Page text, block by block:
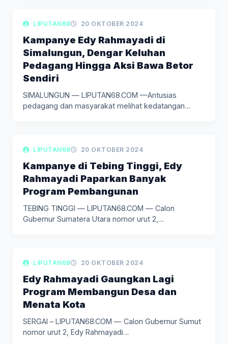
LIPUTAN POLITIK
LIPUTAN68 20 OKTOBER 2024
Kampanye Edy Rahmayadi di
Simalungun, Dengar Keluhan
Pedagang Hingga Aksi Bawa Betor
Sendiri
SIMALUNGUN — LIPUTAN68.COM —Antusias
pedagang dan masyarakat melihat kedatangan
LIPUTAN POLITIK
LIPUTAN68 20 OKTOBER 2024
Kampanye di Tebing Tinggi, Edy
Rahmayadi Paparkan Banyak
Program Pembangunan
TEBING TINGGI — LIPUTAN68.COM — Calon
Gubernur Sumatera Utara nomor urut 2,…
LIPUTAN POLITIK
LIPUTAN68 20 OKTOBER 2024
Edy Rahmayadi Gaungkan Lagi
Program Membangun Desa dan
Menata Kota
SERGAI – LIPUTAN68.COM — Calon Gubernur Sumut
nomor urut 2, Edy Rahmayadi…